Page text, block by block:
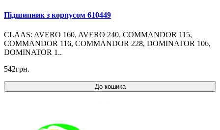
Підшипник з корпусом 610449
CLAAS: AVERO 160, AVERO 240, COMMANDOR 115,
COMMANDOR 116, COMMANDOR 228, DOMINATOR 106,
DOMINATOR 1..
542грн.
До кошика